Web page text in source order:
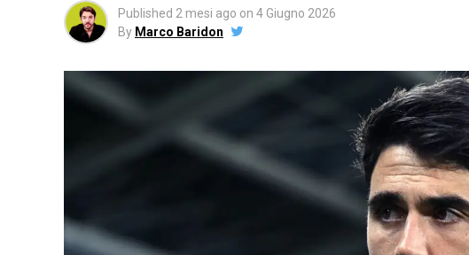
Published 2 mesi ago on 4 Giugno 2026
By Marco Baridon